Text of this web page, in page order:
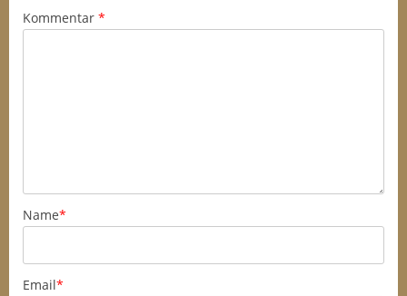
Kommentar *
Name*
Email*